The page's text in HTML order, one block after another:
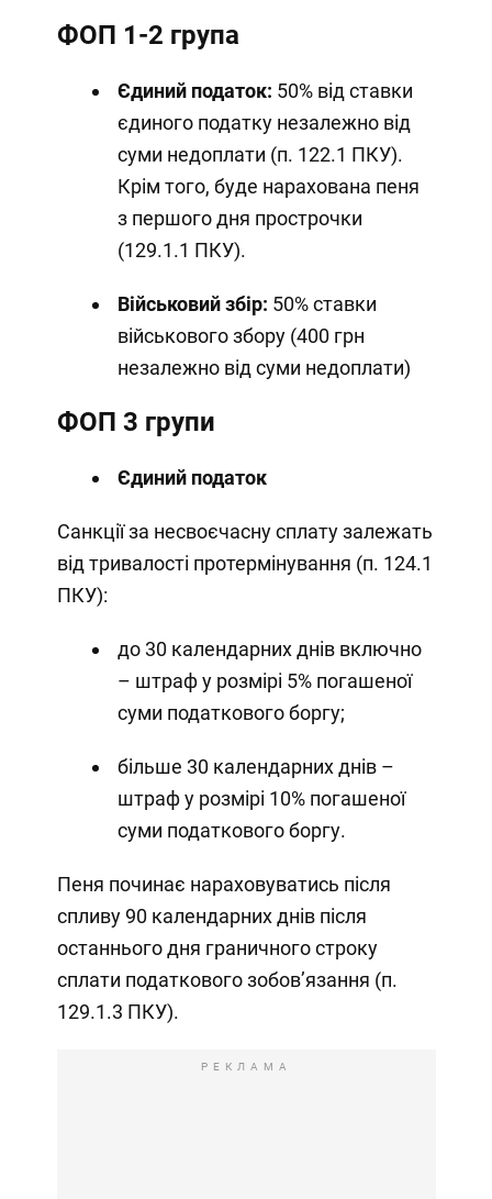
ФОП 1-2 група
Єдиний податок: 50% від ставки
єдиного податку незалежно від
суми недоплати (п. 122.1 ПКУ).
Крім того, буде нарахована пеня
з першого дня прострочки
(129.1.1 ПКУ).
Військовий збір: 50% ставки
військового збору (400 грн
незалежно від суми недоплати)
ФОП 3 групи
Єдиний податок
Санкції за несвоєчасну сплату залежать
від тривалості протермінування (п. 124.1
ПКУ):
до 30 календарних днів включно
– штраф у розмірі 5% погашеної
суми податкового боргу;
більше 30 календарних днів –
штраф у розмірі 10% погашеної
суми податкового боргу.
Пеня починає нараховуватись після
спливу 90 календарних днів після
останнього дня граничного строку
сплати податкового зобов’язання (п.
129.1.3 ПКУ).
РЕКЛАМА